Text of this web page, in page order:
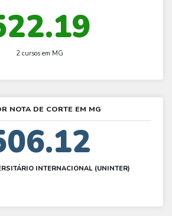
2 cursos em MG
NOTA DE CORTE EM MG
INTERNACIONAL (UNINTER)